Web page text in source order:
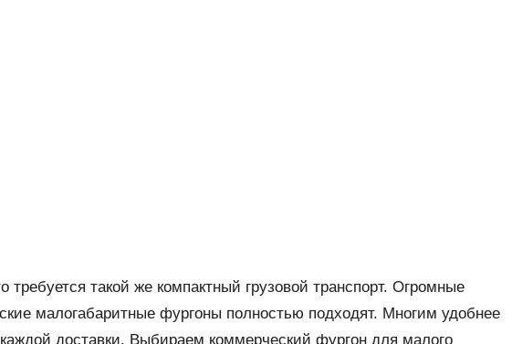
такой же компактный грузовой транспорт. Огромные
малогабаритные фургоны полностью подходят. Многим удобнее
доставки. Выбираем коммерческий фургон для малого